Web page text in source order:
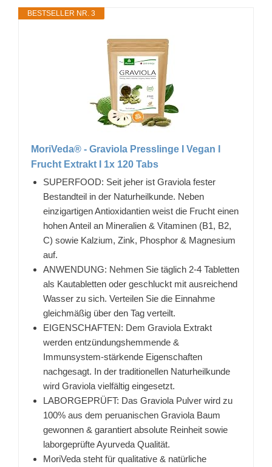
BESTSELLER NR. 3
MoriVeda® - Graviola Presslinge I Vegan I
Frucht Extrakt I 1x 120 Tabs
SUPERFOOD: Seit jeher ist Graviola fester
Bestandteil in der Naturheilkunde. Neben
einzigartigen Antioxidantien weist die Frucht einen
hohen Anteil an Mineralien & Vitaminen (B1, B2,
C) sowie Kalzium, Zink, Phosphor & Magnesium
auf.
ANWENDUNG: Nehmen Sie täglich 2-4 Tabletten
als Kautabletten oder geschluckt mit ausreichend
Wasser zu sich. Verteilen Sie die Einnahme
gleichmäßig über den Tag verteilt.
EIGENSCHAFTEN: Dem Graviola Extrakt
werden entzündungshemmende &
Immunsystem-stärkende Eigenschaften
nachgesagt. In der traditionellen Naturheilkunde
wird Graviola vielfältig eingesetzt.
LABORGEPRÜFT: Das Graviola Pulver wird zu
100% aus dem peruanischen Graviola Baum
gewonnen & garantiert absolute Reinheit sowie
laborgeprüfte Ayurveda Qualität.
MoriVeda steht für qualitative & natürliche